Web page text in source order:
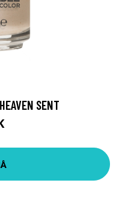
SENT